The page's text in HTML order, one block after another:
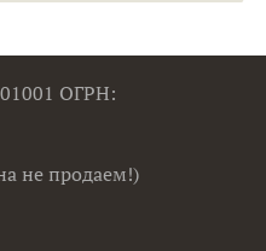
ОГРН:
не продаем!)